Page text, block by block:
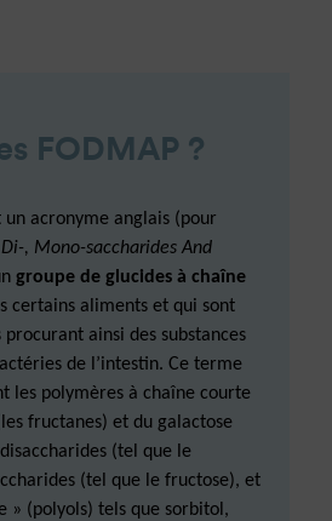
FODMAP ?
un acronyme anglais (pour
, Mono-saccharides And
groupe de glucides à chaîne
certains aliments et qui sont
ainsi des substances
de l’intestin. Ce terme
les polymères à chaîne courte
fructanes) et du galactose
(tel que le
(tel que le fructose), et
» (polyols) tels que sorbitol,